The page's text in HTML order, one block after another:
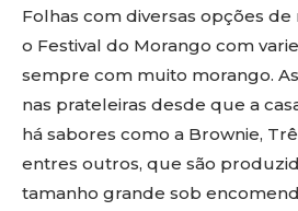
Folhas com diversas opções
o Festival do Morango com
sempre com muito morango.
nas prateleiras desde que a
há sabores como a Brownie,
entres outros, que são
tamanho grande sob